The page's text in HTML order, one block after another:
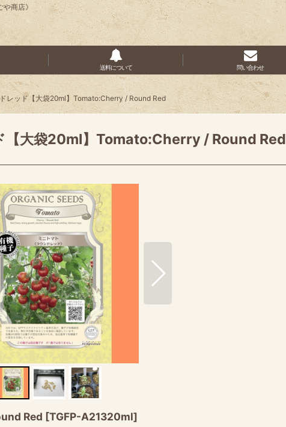
商店》
送料について 問い合わせ
レッド【大袋20ml】Tomato:Cherry / Round Red
【大袋20ml】Tomato:Cherry / Round Red
Red [TGFP-A21320ml]